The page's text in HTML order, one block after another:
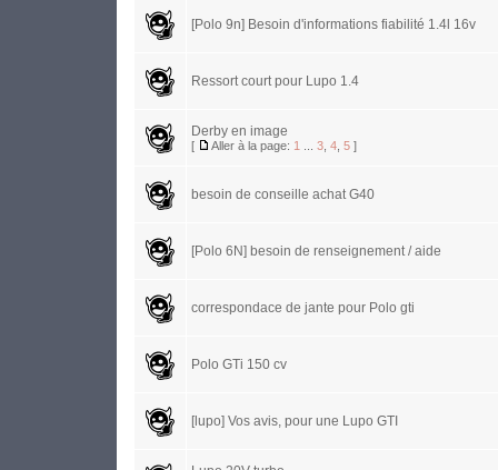
[Polo 9n] Besoin d'informations fiabilité 1.4l 16v
Ressort court pour Lupo 1.4
Derby en image
[ Aller à la page: 1 3 4 5 ]
besoin de conseille achat G40
[Polo 6N] besoin de renseignement / aide
correspondace de jante pour Polo gti
Polo GTi 150 cv
[lupo] Vos avis, pour une Lupo GTI